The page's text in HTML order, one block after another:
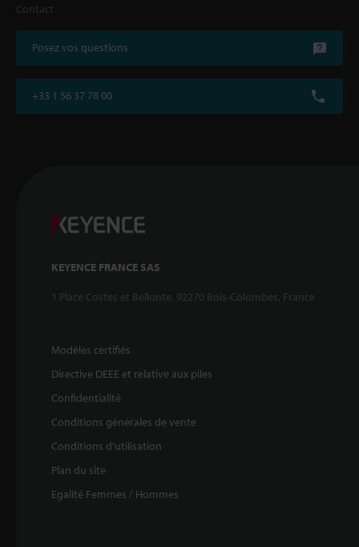
Contact
Posez vos questions
+33 1 56 37 78 00
KEYENCE FRANCE SAS
1 Place Costes et Bellonte, 92270 Bois-Colombes, France
Modèles certifiés
Directive DEEE et relative aux piles
Confidentialité
Conditions générales de vente
Conditions d'utilisation
Plan du site
Egalité Femmes / Hommes